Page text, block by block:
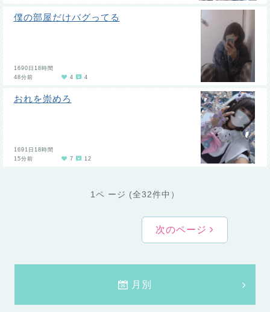
僕の部屋だけバグってる
1690日18時間
48分前
4 4
おれを崇めろ
1691日18時間
15分前
7 12
1ペ ージ (全32件中）
次のページ
月別